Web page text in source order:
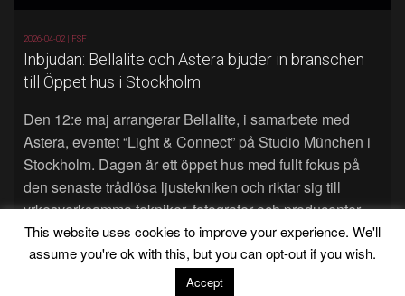
2026-04-02 | FSF
Inbjudan: Bellalite och Astera bjuder in branschen
till Öppet hus i Stockholm
Den 12:e maj arrangerar Bellalite, i samarbete med
Astera, eventet “Light & Connect” på Studio München i
Stockholm. Dagen är ett öppet hus med fullt fokus på
den senaste trådlösa ljustekniken och riktar sig till
yrkesverksamma tekniker, fotografer och producenter.
Läs mer…
This website uses cookies to improve your experience. We'll
assume you're ok with this, but you can opt-out if you wish.
Accept